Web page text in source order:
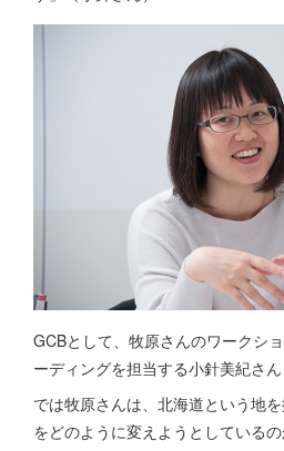
GCBとして、牧原さんのワークシ
ーディングを担当する小針美紀さん
では牧原さんは、北海道という地
をどのように変えようとしているの